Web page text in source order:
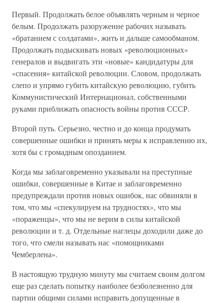
Первый. Продолжать белое объявлять черным и черное
белым. Продолжать разоружение рабочих называть
«братанием с солдатами», жить и дальше самообманом.
Продолжать подыскивать новых «революционных»
генералов и выдвигать эти «новые» кандидатуры для
«спасения» китайской революции. Словом, продолжать
слепо и упрямо губить китайскую революцию, губить
Коммунистический Интернационал, собственными
руками приближать опасность войны против СССР.
Второй путь. Серьезно, честно и до конца продумать
совершенные ошибки и принять меры к исправлению их,
хотя бы с громадным опозданием.
Когда мы заблаговременно указывали на преступные
ошибки, совершенные в Китае и заблаговременно
предупреждали против новых ошибок, нас обвиняли в
том, что мы «спекулируем на трудностях», что мы
«пораженцы», что мы не верим в силы китайской
революции и т. д. Отдельные наглецы доходили даже до
того, что смели называть нас «помощниками
Чемберлена».
В настоящую трудную минуту мы считаем своим долгом
еще раз сделать попытку наиболее безболезненно для
партии общими силами исправить допущенные в